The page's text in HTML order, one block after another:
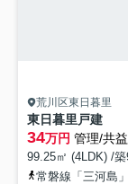
荒川区東日暮里
東日暮里戸建
34万円 管理/共
99.25㎡ (4LDK) /
常磐線「三河島